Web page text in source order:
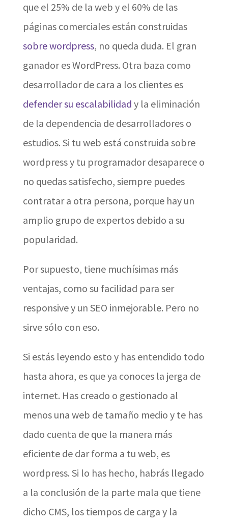
que el 25% de la web y el 60% de las
páginas comerciales están construidas
sobre wordpress, no queda duda. El gran
ganador es WordPress. Otra baza como
desarrollador de cara a los clientes es
defender su escalabilidad y la eliminación
de la dependencia de desarrolladores o
estudios. Si tu web está construida sobre
wordpress y tu programador desaparece o
no quedas satisfecho, siempre puedes
contratar a otra persona, porque hay un
amplio grupo de expertos debido a su
popularidad.
Por supuesto, tiene muchísimas más
ventajas, como su facilidad para ser
responsive y un SEO inmejorable. Pero no
sirve sólo con eso.
Si estás leyendo esto y has entendido todo
hasta ahora, es que ya conoces la jerga de
internet. Has creado o gestionado al
menos una web de tamaño medio y te has
dado cuenta de que la manera más
eficiente de dar forma a tu web, es
wordpress. Si lo has hecho, habrás llegado
a la conclusión de la parte mala que tiene
dicho CMS, los tiempos de carga y la